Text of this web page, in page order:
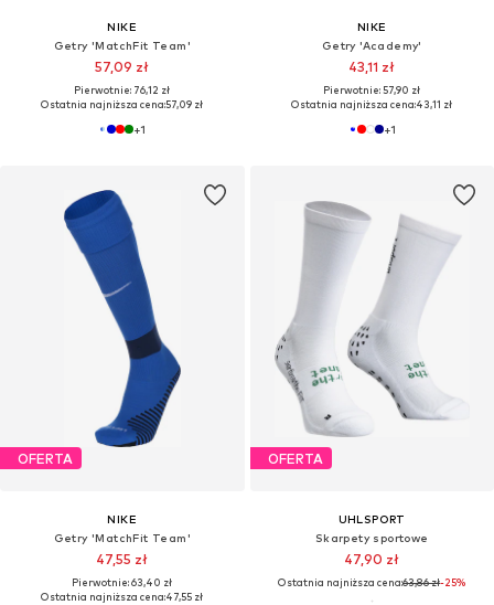
NIKE
Getry 'MatchFit Team'
57,09 zł
Pierwotnie: 76,12 zł
Ostatnia najniższa cena:57,09 zł
+1
NIKE
Getry 'Academy'
43,11 zł
Pierwotnie: 57,90 zł
Ostatnia najniższa cena:43,11 zł
+1
OFERTA
NIKE
Getry 'MatchFit Team'
47,55 zł
Pierwotnie: 63,40 zł
Ostatnia najniższa cena:47,55 zł
OFERTA
UHLSPORT
Skarpety sportowe
47,90 zł
Ostatnia najniższa cena:63,86 zł-25%